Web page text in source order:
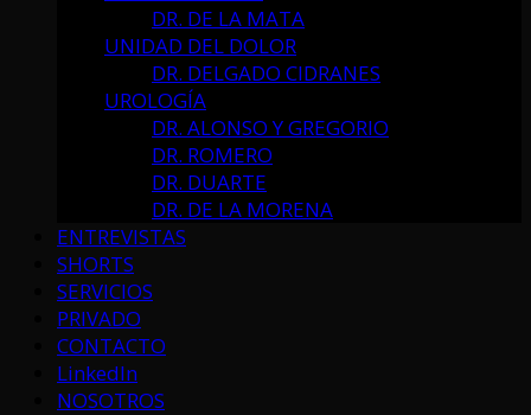
DR. DE LA MATA
UNIDAD DEL DOLOR
DR. DELGADO CIDRANES
UROLOGÍA
DR. ALONSO Y GREGORIO
DR. ROMERO
DR. DUARTE
DR. DE LA MORENA
ENTREVISTAS
SHORTS
SERVICIOS
PRIVADO
CONTACTO
LinkedIn
NOSOTROS